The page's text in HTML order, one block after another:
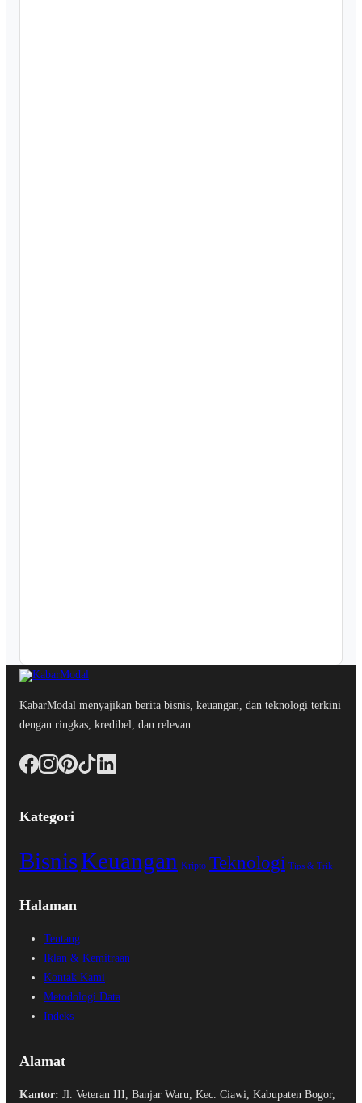
KabarModal menyajikan berita bisnis, keuangan, dan teknologi terkini
dengan ringkas, kredibel, dan relevan.
Kategori
BisnisKeuangan Kripto Teknologi Tips & Trik
Halaman
Tentang
Iklan & Kemitraan
Kontak Kami
Metodologi Data
Indeks
Alamat
Kantor: Jl. Veteran III, Banjar Waru, Kec. Ciawi, Kabupaten Bogor,